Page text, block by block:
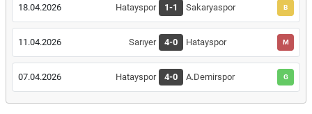
18.04.2026 Hatayspor 1-1 Sakaryaspor B
11.04.2026 Sarıyer 4-0 Hatayspor M
07.04.2026 Hatayspor 4-0 A.Demirspor G